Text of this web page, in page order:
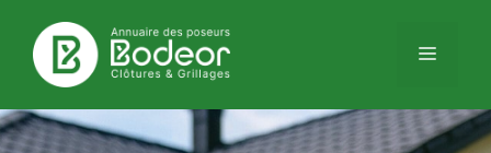
contenu
Menu